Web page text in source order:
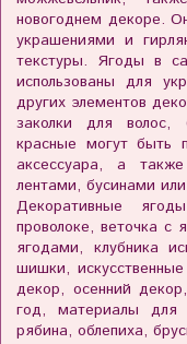
новогоднем декоре.
украшениями и
текстуры. Ягоды в
использованы для
других элементов
заколки для волос,
красные могут быть
аксессуара, а
лентами, бусинами
Декоративные
проволоке, веточка с
ягодами, клубника
шишки,
декор, осенний
год, материалы для
рябина, облепиха,